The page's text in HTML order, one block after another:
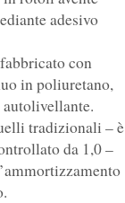
adesivo
con
in poliuretano,
tradizionali – è
da 1,0 –